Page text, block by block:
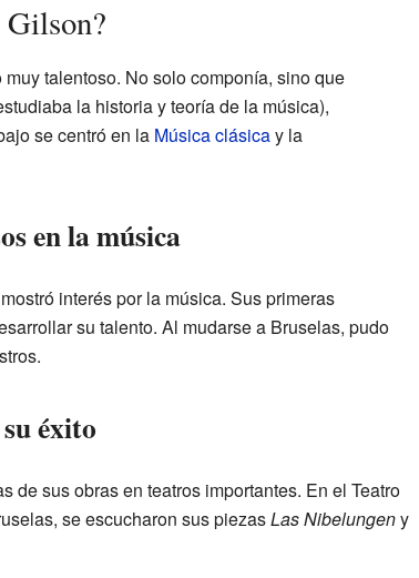
talentoso. No solo componía, sino que
la historia y teoría de la música),
se centró en la Música clásicay la
en la música
interés por la música. Sus primeras
su talento. Al mudarse a Bruselas, pudo
éxito
de sus obras en teatros importantes. En el Teatro
se escucharon sus piezasLas Nibelungeny